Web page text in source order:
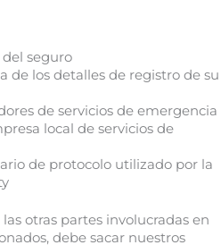
seguro
de los detalles de registro de su
de servicios de emergencia
local de servicios de
de protocolo utilizado por la
otras partes involucradas en
debe sacar nuestros